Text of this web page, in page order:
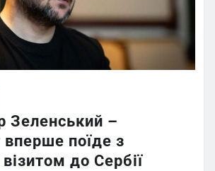
Зеленський –
вперше поїде з
до Сербії